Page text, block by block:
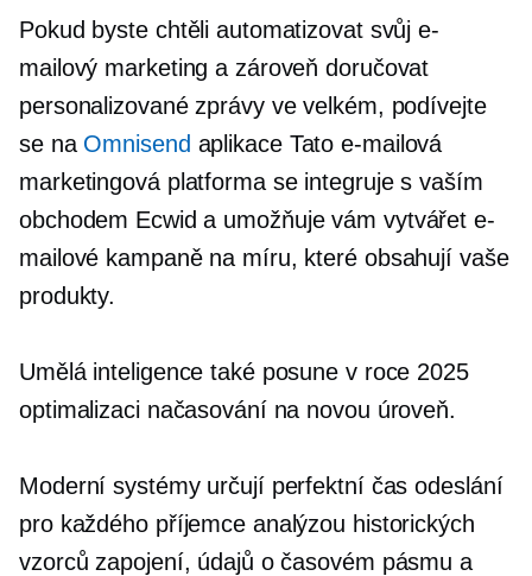
Pokud byste chtěli automatizovat svůj e-
mailový marketing a zároveň doručovat
personalizované zprávy ve velkém, podívejte
se na Omnisend aplikace Tato e-mailová
marketingová platforma se integruje s vaším
obchodem Ecwid a umožňuje vám vytvářet e-
mailové kampaně na míru, které obsahují vaše
produkty.
Umělá inteligence také posune v roce 2025
optimalizaci načasování na novou úroveň.
Moderní systémy určují perfektní čas odeslání
pro každého příjemce analýzou historických
vzorců zapojení, údajů o časovém pásmu a